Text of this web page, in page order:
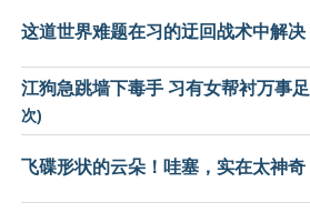
这道世界难题在习的迂回战术中解决
江狗急跳墙下毒手 习有女帮衬万事足
次)
飞碟形状的云朵！哇塞，实在太神奇